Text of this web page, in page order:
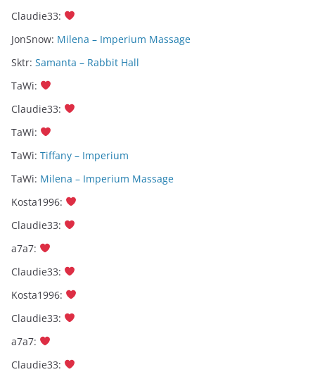
Claudie33:
JonSnow: Milena – Imperium Massage
Sktr: Samanta – Rabbit Hall
TaWi:
Claudie33:
TaWi:
TaWi: Tiffany – Imperium
TaWi: Milena – Imperium Massage
Kosta1996:
Claudie33:
a7a7:
Claudie33:
Kosta1996:
Claudie33:
a7a7:
Claudie33: